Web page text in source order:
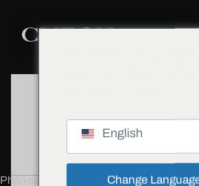
Phần cứng
English
Change